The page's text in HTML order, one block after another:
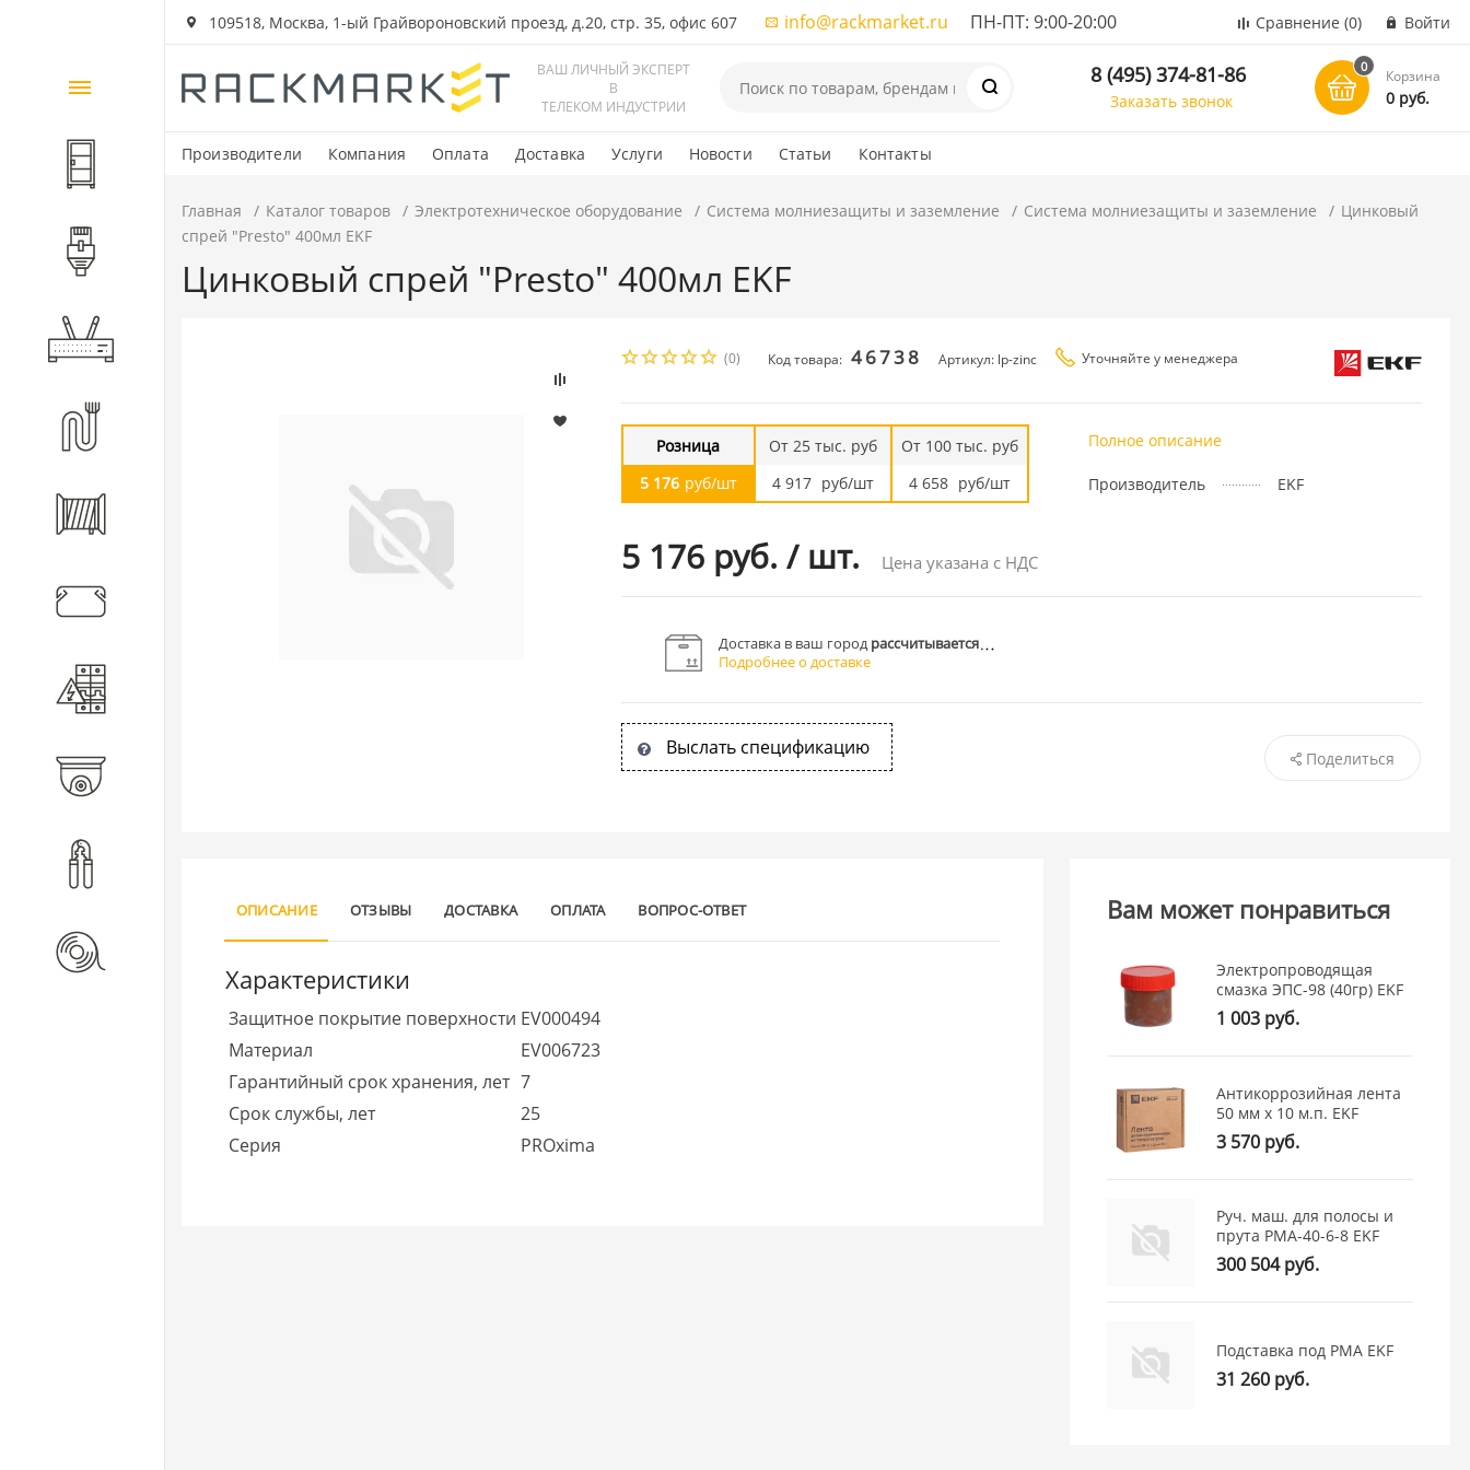
109518, Москва, 1-ый Грайвороновский проезд, д.20, стр. 35, офис 607 info@rackmarket.ru ПН-ПТ: 9:00-20:00 Сравнение (0) Войти
ВАШ ЛИЧНЫЙ ЭКСПЕРТ
В
ТЕЛЕКОМ ИНДУСТРИИ
8 (495) 374-81-86
Заказать звонок
0
Корзина
0 руб.
Производители Компания Оплата Доставка Услуги Новости Статьи Контакты
Каталог
товаров
Шкафы и стойки
Компоненты СКС
Главная Каталог товаров Электротехническое оборудование Система молниезащиты и заземление Система молниезащиты и заземление
Цинковый
спрей "Presto" 400мл EKF
Цинковый спрей "Presto" 400мл EKF
(0) Код товара: 46738 Артикул: lp-zinc Уточняйте у менеджера
Розница
5 176 руб/шт
От 25 тыс. руб
4 917 руб/шт
От 100 тыс. руб
4 658 руб/шт
5 176 руб. / шт. Цена указана с НДС
Полное описание
Производитель EKF
Доставка в ваш городрассчитывается
Подробнее о доставке
Выслать спецификацию Поделиться
ОПИСАНИЕ ОТЗЫВЫ ДОСТАВКА ОПЛАТА ВОПРОС-ОТВЕТ
Характеристики
Защитное покрытие поверхности EV000494
Материал
EV006723
Гарантийный срок хранения, лет 7
Срок службы, лет
25
Серия
PROxima
Вам может понравиться
Электропроводящая
смазка ЭПС-98 (40гр) EKF
1 003 руб.
Антикоррозийная лента
50 мм х 10 м.п. EKF
3 570 руб.
Руч. маш. для полосы и
прута РМА-40-6-8 EKF
300 504 руб.
Подставка под РМА EKF
31 260 руб.